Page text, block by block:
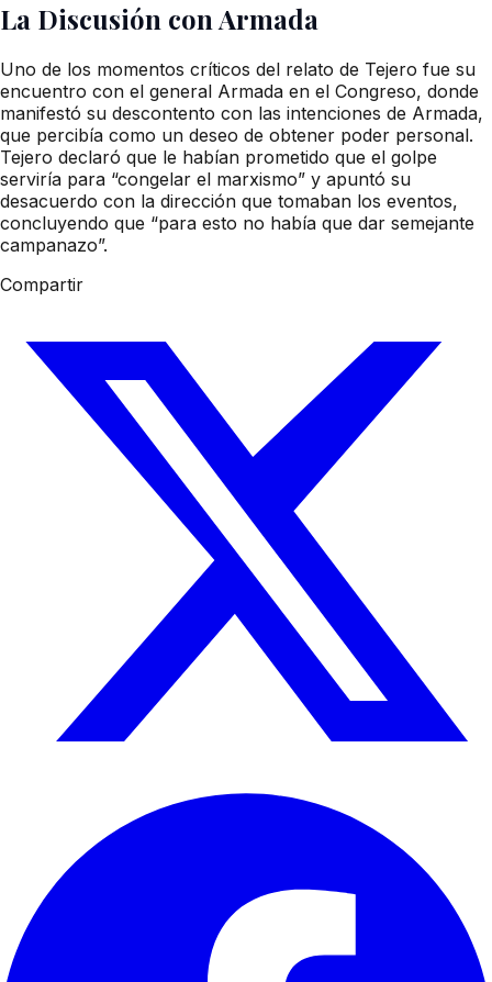
La Discusión con Armada
Uno de los momentos críticos del relato de Tejero fue su
encuentro con el general Armada en el Congreso, donde
manifestó su descontento con las intenciones de Armada,
que percibía como un deseo de obtener poder personal.
Tejero declaró que le habían prometido que el golpe
serviría para “congelar el marxismo” y apuntó su
desacuerdo con la dirección que tomaban los eventos,
concluyendo que “para esto no había que dar semejante
campanazo”.
Compartir